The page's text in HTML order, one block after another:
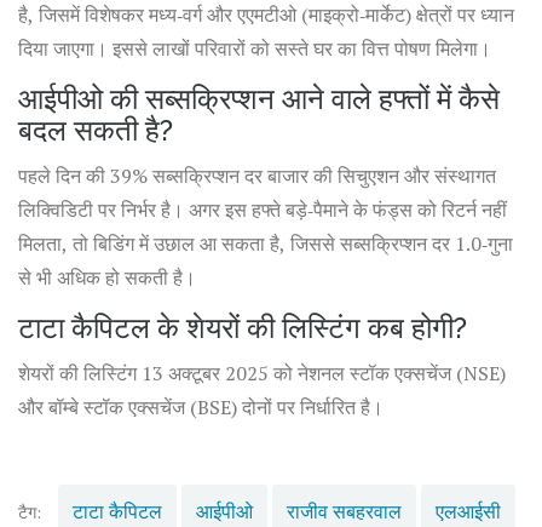
है, जिसमें विशेषकर मध्य‑वर्ग और एएमटीओ (माइक्रो‑मार्केट) क्षेत्रों पर ध्यान
दिया जाएगा। इससे लाखों परिवारों को सस्ते घर का वित्त पोषण मिलेगा।
आईपीओ की सब्सक्रिप्शन आने वाले हफ्तों में कैसे
बदल सकती है?
पहले दिन की 39% सब्सक्रिप्शन दर बाजार की सिचुएशन और संस्थागत
लिक्विडिटी पर निर्भर है। अगर इस हफ्ते बड़े‑पैमाने के फंड्स को रिटर्न नहीं
मिलता, तो बिडिंग में उछाल आ सकता है, जिससे सब्सक्रिप्शन दर 1.0‑गुना
से भी अधिक हो सकती है।
टाटा कैपिटल के शेयरों की लिस्टिंग कब होगी?
शेयरों की लिस्टिंग 13 अक्टूबर 2025 को नेशनल स्टॉक एक्सचेंज (NSE)
और बॉम्बे स्टॉक एक्सचेंज (BSE) दोनों पर निर्धारित है।
टैग: टाटा कैपिटल आईपीओ राजीव सबहरवाल एलआईसी